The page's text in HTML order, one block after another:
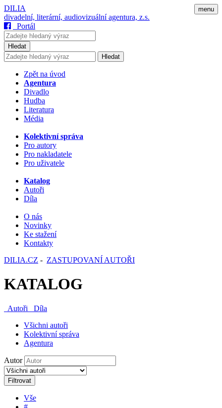
menu
DILIA
divadelní, literární, audiovizuální agentura, z.s.
Portál
Hledat
Hledat
Zpět na úvod
Agentura
Divadlo
Hudba
Literatura
Média
Kolektivní správa
Pro autory
Pro nakladatele
Pro uživatele
Katalog
Autoři
Díla
O nás
Novinky
Ke stažení
Kontakty
DILIA.CZ - ZASTUPOVANÍ AUTOŘI
KATALOG
Autoři
Díla
Všichni autoři
Kolektivní správa
Agentura
Autor
Filtrovat
Vše